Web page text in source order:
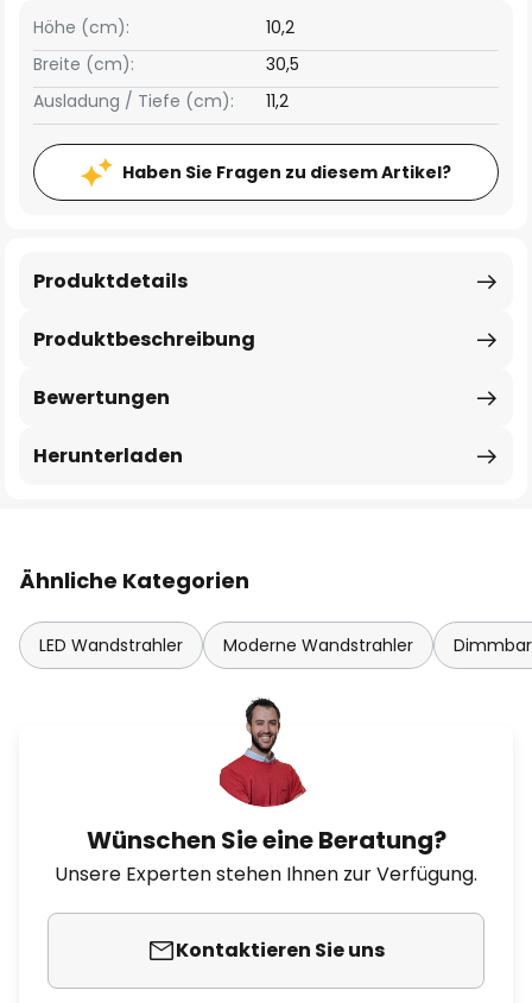
Breite (cm): 30,5
Höhe (cm): 10,2
Ausladung / Tiefe (cm): 11,2
Haben Sie Fragen zu diesem Artikel?
Produktbeschreibung
Produktdetails
Bewertungen
Herunterladen
Ähnliche Kategorien
LED Wandstrahler Moderne Wandstrahler
Wünschen Sie eine Beratung?
Unsere Experten stehen Ihnen zur Verfügung.
Kontaktieren Sie uns